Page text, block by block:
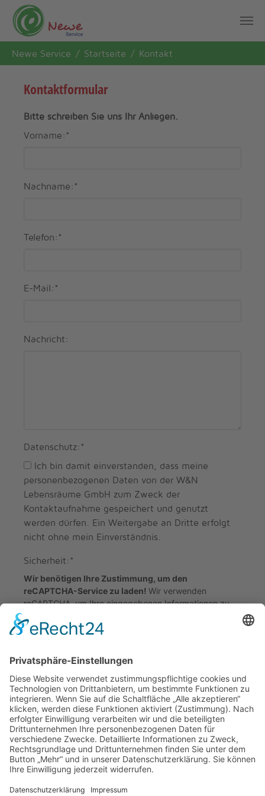
Skip to main content
You are here:
Newe Service Startseite Kontakt
Kontaktformular
Bitte schreiben Sie uns Ihr Anliegen.
Vorname: *
Nachname: *
Telefon: *
E-Mail: *
Nachricht:
Datenschutz: *
personenbezogenen Daten von der W&N
Lebensräume GmbH zum Zweck der
Kontaktaufnahme gespeichert und genutzt
werden dürfen. Ein Weitergabe an Dritte erfolgt
nicht ohne mein Einverständnis.
Sicherheit: *
Wir benötigen Ihre Zustimmung, um den
reCAPTCHA-Service zu laden! Wir verwenden
reCAPTCHA, um Ihre eingegebenen Informationen zu
Aktivitäten sammeln. Bitte
W&N Servicegesellschaft mbH